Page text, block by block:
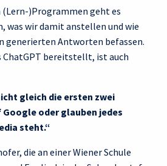
(Lern-)Programmen geht es
was wir damit anstellen und wie
generierten Antworten befassen.
ChatGPT bereitstellt, ist auch
gleich die ersten zwei
oder glauben jedes
steht.“
die an einer Wiener Schule